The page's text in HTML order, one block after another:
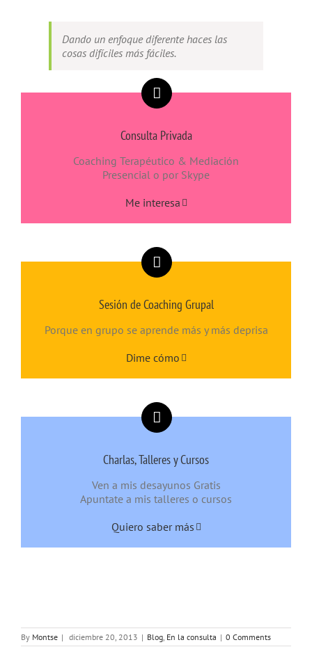
Dando un enfoque diferente haces las
cosas difíciles más fáciles.
Consulta Privada
Coaching Terapéutico & Mediación
Presencial o por Skype
Me interesa
Sesión de Coaching Grupal
Porque en grupo se aprende más y más deprisa
Dime cómo
Charlas, Talleres y Cursos
Ven a mis desayunos Gratis
Apuntate a mis talleres o cursos
Quiero saber más
By Montse | diciembre 20, 2013 | Blog, En la consulta | 0 Comments